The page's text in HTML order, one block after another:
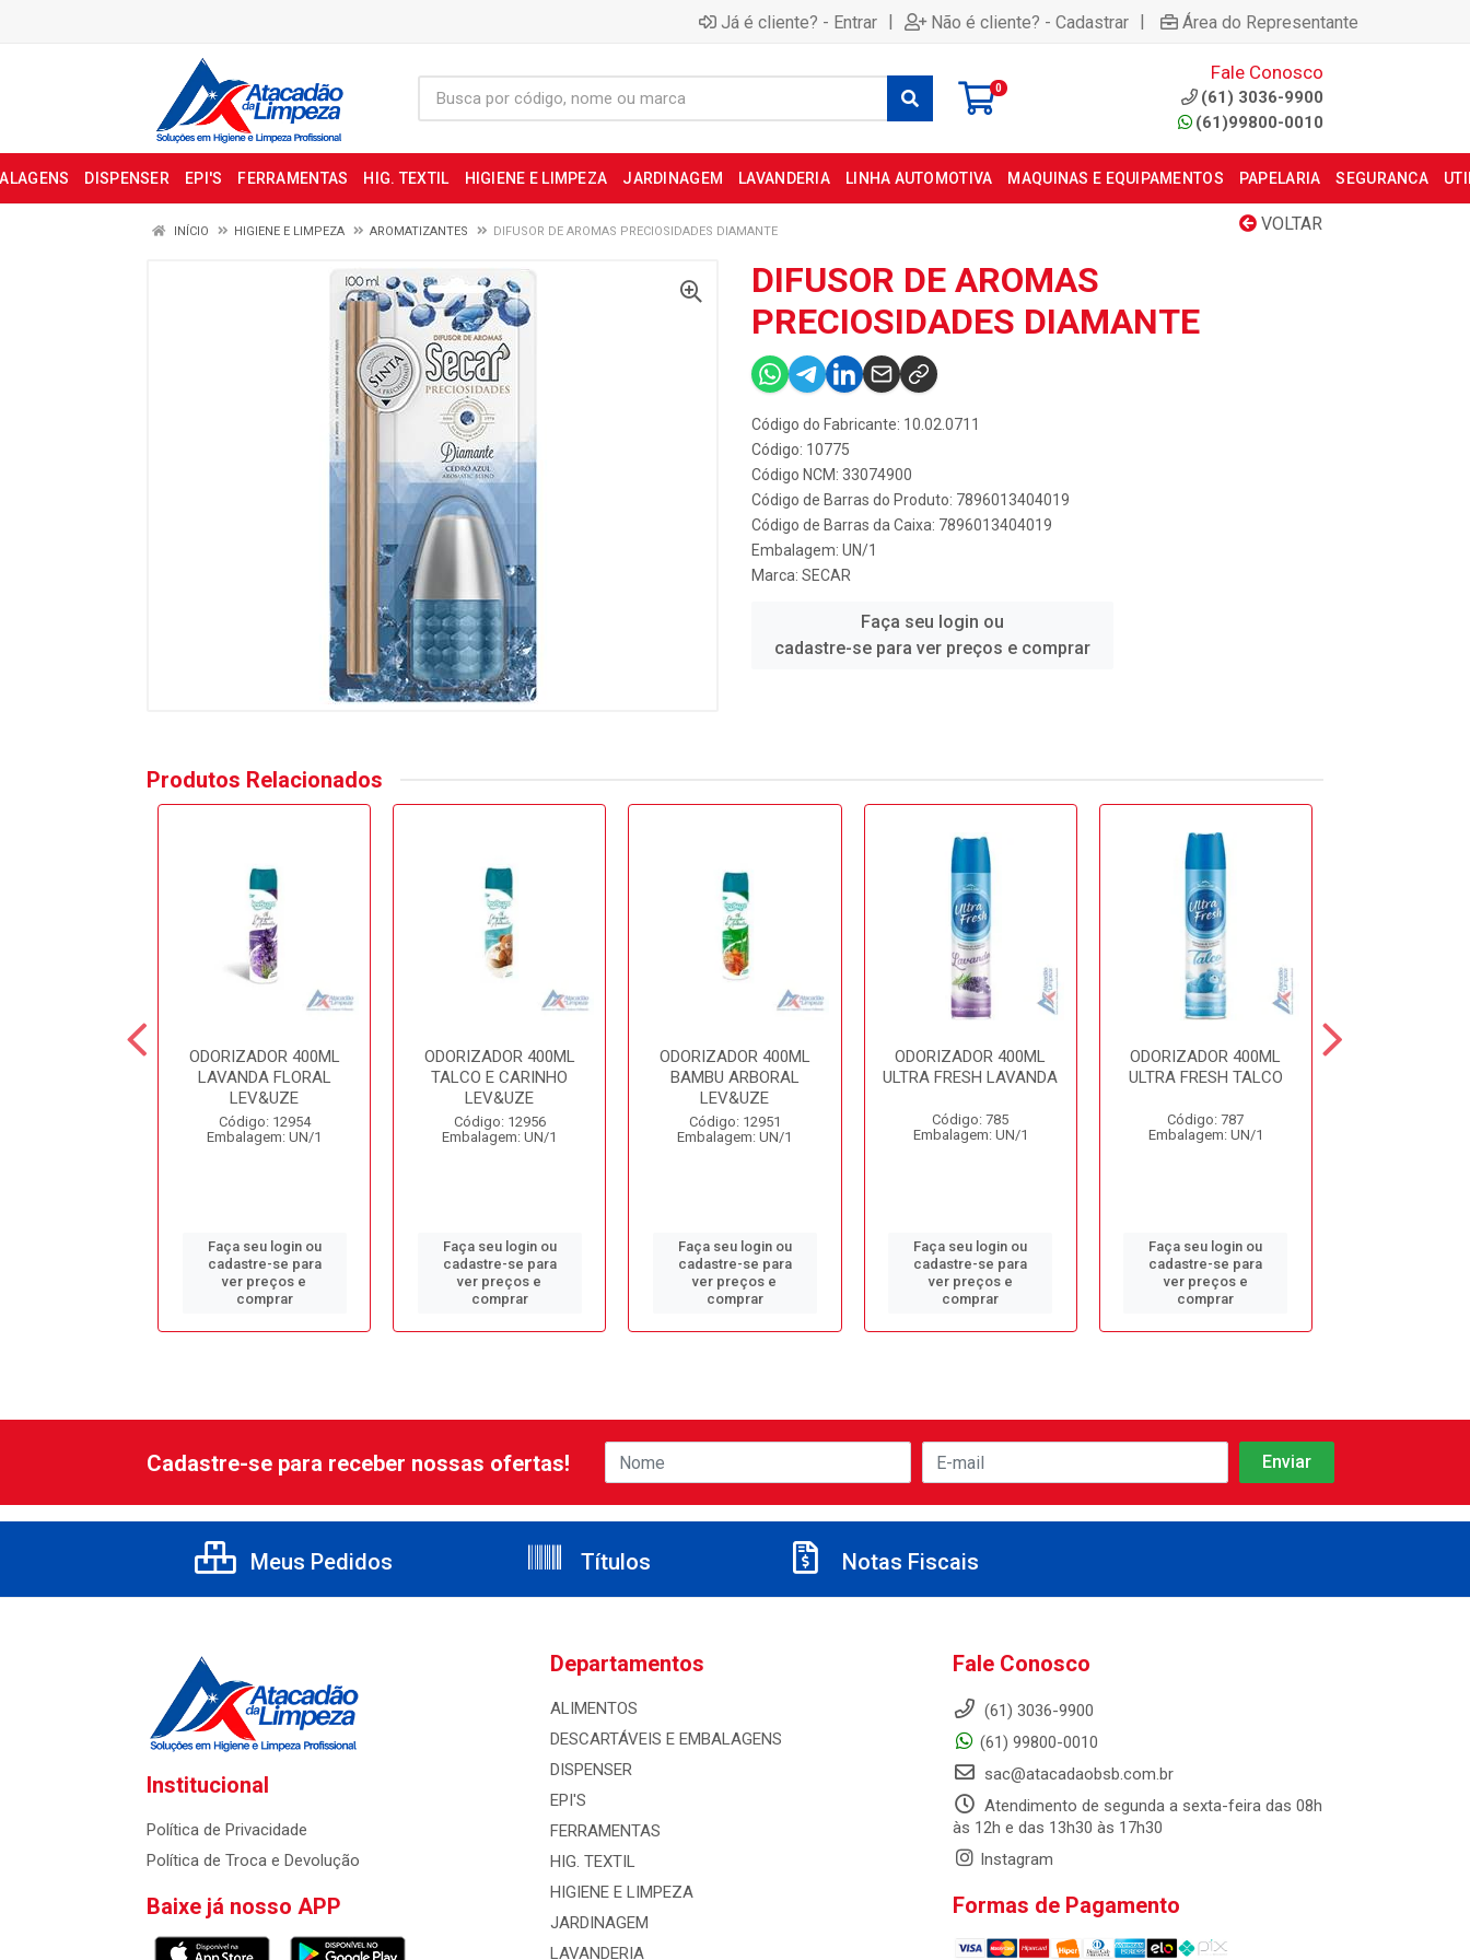
Já é cliente? - Entrar | Não é cliente? - Cadastrar | Área do Representante
0
Fale Conosco
(61) 3036-9900
(61)99800-0010
DISPENSER EPI'S FERRAMENTAS HIG. TEXTIL HIGIENE E LIMPEZA JARDINAGEM LAVANDERIA LINHA AUTOMOTIVA MAQUINAS E EQUIPAMENTOS PAPELARIA SEGURANCA
VOLTAR
INÍCIO HIGIENE E LIMPEZA AROMATIZANTES DIFUSOR DE AROMAS PRECIOSIDADES DIAMANTE
DIFUSOR DE AROMAS
PRECIOSIDADES DIAMANTE
Código do Fabricante: 10.02.0711
Código: 10775
Código NCM: 33074900
Código de Barras do Produto: 7896013404019
Código de Barras da Caixa: 7896013404019
Embalagem: UN/1
Marca: SECAR
Faça seu login ou
cadastre-se para ver preços e comprar
Produtos Relacionados
ODORIZADOR 400ML
LAVANDA FLORAL
LEV&UZE
Código: 12954
Embalagem: UN/1
Faça seu login ou
cadastre-se para
ver preços e
comprar
ODORIZADOR 400ML
TALCO E CARINHO
LEV&UZE
Código: 12956
Embalagem: UN/1
Faça seu login ou
cadastre-se para
ver preços e
comprar
ODORIZADOR 400ML
BAMBU ARBORAL
LEV&UZE
Código: 12951
Embalagem: UN/1
Faça seu login ou
cadastre-se para
ver preços e
comprar
ODORIZADOR 400ML
ULTRA FRESH LAVANDA
Código: 785
Embalagem: UN/1
Faça seu login ou
cadastre-se para
ver preços e
comprar
ODORIZADOR 400ML
ULTRA FRESH TALCO
Código: 787
Embalagem: UN/1
Faça seu login ou
cadastre-se para
ver preços e
comprar
Cadastre-se para receber nossas ofertas!
Meus Pedidos Títulos Notas Fiscais
Institucional
Política de Privacidade
Política de Troca e Devolução
Baixe já nosso APP
Departamentos
ALIMENTOS
DESCARTÁVEIS E EMBALAGENS
DISPENSER
EPI'S
FERRAMENTAS
HIG. TEXTIL
HIGIENE E LIMPEZA
JARDINAGEM
LAVANDERIA
Fale Conosco
(61) 3036-9900
(61) 99800-0010
sac@atacadaobsb.com.br
Atendimento de segunda a sexta-feira das 08h
às 12h e das 13h30 às 17h30
Instagram
Formas de Pagamento